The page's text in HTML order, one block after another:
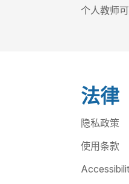
个人教师
法律
隐私政策
使用条款